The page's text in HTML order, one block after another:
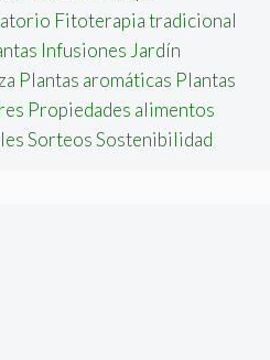
Fitoterapia tradicional
Infusiones Jardín
Plantas aromáticas Plantas
Propiedades alimentos
SorteosSostenibilidad